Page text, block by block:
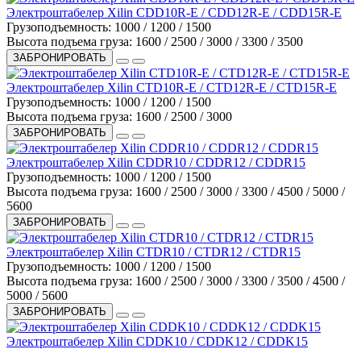
Электроштабелер Xilin CDD10R-E / CDD12R-E / CDD15R-E
Грузоподъемность: 1000 / 1200 / 1500
Высота подъема груза: 1600 / 2500 / 3000 / 3300 / 3500
ЗАБРОНИРОВАТЬ
Электроштабелер Xilin CTD10R-E / CTD12R-E / CTD15R-E
Грузоподъемность: 1000 / 1200 / 1500
Высота подъема груза: 1600 / 2500 / 3000
ЗАБРОНИРОВАТЬ
Электроштабелер Xilin CDDR10 / CDDR12 / CDDR15
Грузоподъемность: 1000 / 1200 / 1500
Высота подъема груза: 1600 / 2500 / 3000 / 3300 / 4500 / 5000 /
5600
ЗАБРОНИРОВАТЬ
Электроштабелер Xilin CTDR10 / CTDR12 / CTDR15
Грузоподъемность: 1000 / 1200 / 1500
Высота подъема груза: 1600 / 2500 / 3000 / 3300 / 3500 / 4500 /
5000 / 5600
ЗАБРОНИРОВАТЬ
Электроштабелер Xilin CDDK10 / CDDK12 / CDDK15